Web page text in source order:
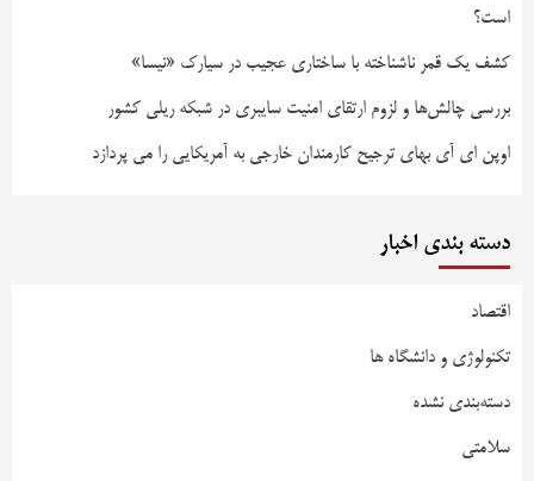
است؟
کشف یک قمر ناشناخته با ساختاری عجیب در سیارک «نیسا»
بررسی چالش‌ها و لزوم ارتقای امنیت سایبری در شبکه ریلی کشور
اوپن ای آی بهای ترجیح کارمندان خارجی به آمریکایی را می پردازد
دسته بندی اخبار
اقتصاد
تکنولوژی و دانشگاه ها
دسته‌بندی نشده
سلامتی